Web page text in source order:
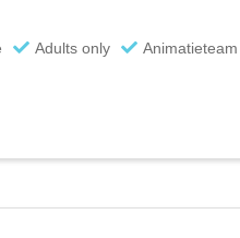
Adults only Animatieteam